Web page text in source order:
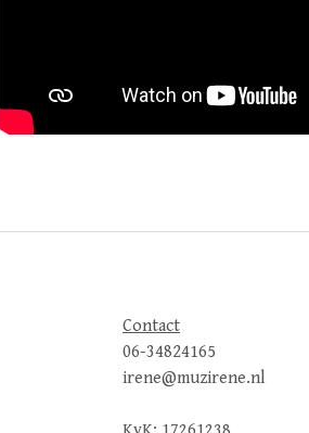
Contact
06-34824165
irene@muzirene.nl